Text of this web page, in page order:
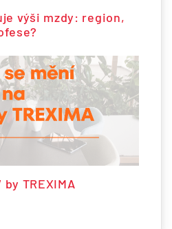
výši mzdy: region,
TREXIMA